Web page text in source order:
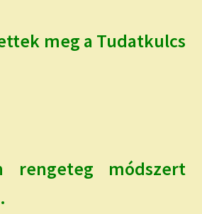
menu
meg a Tudatkulcs
rengeteg módszert